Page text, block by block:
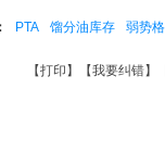
PTA 馏分油库存 弱势
【打印 】【我要纠错】